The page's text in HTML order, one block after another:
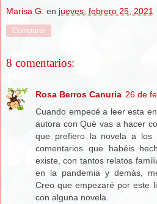
Marisa G. en jueves, febrero 25, 2021
Compartir
8 comentarios:
Rosa Berros Canuria 26 de
Cuando empecé a leer esta
autora con Qué vas a hacer
que prefiero la novela a los
comentarios que habéis
existe, con tantos relatos
en la pandemia y demás,
Creo que empezaré por este
con alguna novela.